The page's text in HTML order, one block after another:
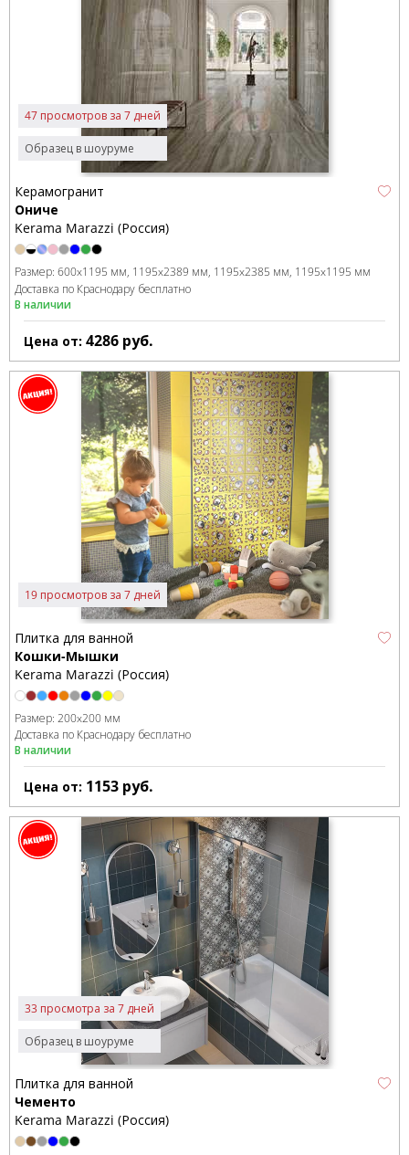
Образец в шоуруме
47 просмотров за 7 дней
Керамогранит
Ониче
Kerama Marazzi (Россия)
Размер: 600x1195 мм 1195x2389 мм 1195x2385 мм 1195x1195 мм
Доставка по Краснодару бесплатно
В наличии
Цена от: 4286 руб.
19 просмотров за 7 дней
Плитка для ванной
Кошки-Мышки
Kerama Marazzi (Россия)
Размер: 200x200 мм
Доставка по Краснодару бесплатно
В наличии
Цена от: 1153 руб.
Образец в шоуруме
33 просмотра за 7 дней
Плитка для ванной
Чементо
Kerama Marazzi (Россия)